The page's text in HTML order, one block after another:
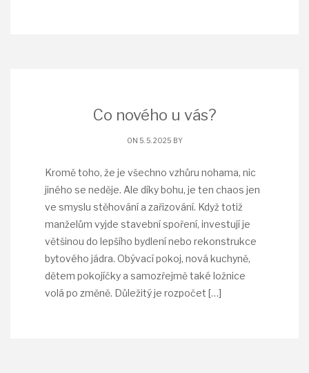
Co nového u vás?
ON 5. 5. 2025 BY
Kromě toho, že je všechno vzhůru nohama, nic
jiného se neděje. Ale díky bohu, je ten chaos jen
ve smyslu stěhování a zařizování. Když totiž
manželům vyjde stavební spoření, investují je
většinou do lepšího bydlení nebo rekonstrukce
bytového jádra. Obývací pokoj, nová kuchyně,
dětem pokojíčky a samozřejmě také ložnice
volá po změně. Důležitý je rozpočet […]